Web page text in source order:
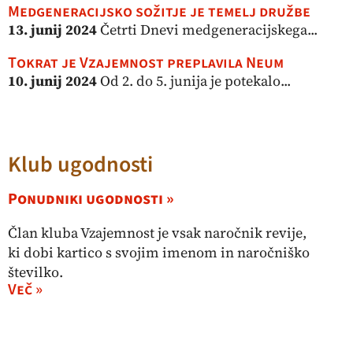
Medgeneracijsko sožitje je temelj družbe
13. junij 2024Četrti Dnevi medgeneracijskega...
Tokrat je Vzajemnost preplavila Neum
10. junij 2024Od 2. do 5. junija je potekalo...
Klub ugodnosti
Ponudniki ugodnosti »
Član kluba Vzajemnost je vsak naročnik revije,
ki dobi kartico s svojim imenom in naročniško
številko.
Več »